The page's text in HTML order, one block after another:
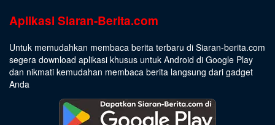
Aplikasi Siaran-Berita.com
Untuk memudahkan membaca berita terbaru di Siaran-berita.com
segera download aplikasi khusus untuk Android di Google Play
dan nikmati kemudahan membaca berita langsung dari gadget
Anda